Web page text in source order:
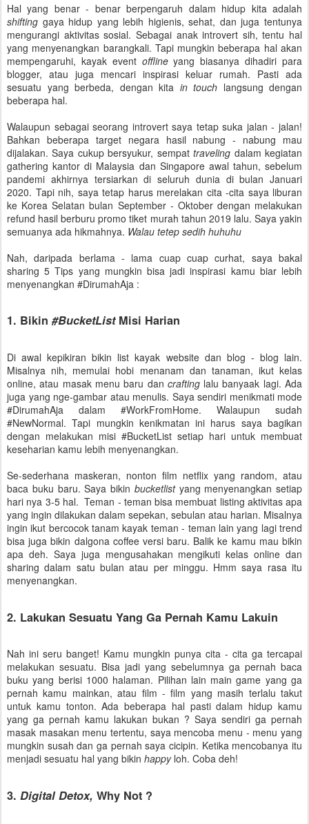
Hal yang benar - benar berpengaruh dalam hidup kita adalah
shifting gaya hidup yang lebih higienis, sehat, dan juga tentunya
mengurangi aktivitas sosial. Sebagai anak introvert sih, tentu hal
yang menyenangkan barangkali. Tapi mungkin beberapa hal akan
mempengaruhi, kayak event offlineyang biasanya dihadiri para
blogger, atau juga mencari inspirasi keluar rumah. Pasti ada
sesuatu yang berbeda, dengan kita in touch langsung dengan
beberapa hal.
Walaupun sebagai seorang introvert saya tetap suka jalan - jalan!
Bahkan beberapa target negara hasil nabung - nabung mau
dijalakan. Saya cukup bersyukur, sempattraveling dalam kegiatan
gathering kantor di Malaysia dan Singapore awal tahun, sebelum
pandemi akhirnya tersiarkan di seluruh dunia di bulan Januari
2020. Tapi nih, saya tetap harus merelakan cita -cita saya liburan
ke Korea Selatan bulan September - Oktober dengan melakukan
refund hasil berburu promo tiket murah tahun 2019 lalu. Saya yakin
semuanya ada hikmahnya. Walau tetep sedih huhuhu
Nah, daripada berlama - lama cuap cuap curhat, saya bakal
sharing 5 Tips yang mungkin bisa jadi inspirasi kamu biar lebih
menyenangkan #DirumahAja :
1. Bikin #BucketListMisi Harian
Di awal kepikiran bikin list kayak website dan blog - blog lain.
Misalnya nih, memulai hobi menanam dan tanaman, ikut kelas
online, atau masak menu baru dan craftinglalu banyaak lagi. Ada
juga yang nge-gambar atau menulis. Saya sendiri menikmati mode
#DirumahAja dalam #WorkFromHome. Walaupun sudah
#NewNormal. Tapi mungkin kenikmatan ini harus saya bagikan
dengan melakukan misi #BucketList setiap hari untuk membuat
keseharian kamu lebih menyenangkan.
Se-sederhana maskeran, nonton film netflix yang random, atau
baca buku baru. Saya bikin bucketlist yang menyenangkan setiap
hari nya 3-5 hal. Teman - teman bisa membuat listing aktivitas apa
yang ingin dilakukan dalam sepekan, sebulan atau harian. Misalnya
ingin ikut bercocok tanam kayak teman - teman lain yang lagi trend
bisa juga bikin dalgona coffee versi baru. Balik ke kamu mau bikin
apa deh. Saya juga mengusahakan mengikuti kelas online dan
sharing dalam satu bulan atau per minggu. Hmm saya rasa itu
menyenangkan.
2. Lakukan Sesuatu Yang Ga Pernah Kamu Lakuin
Nah ini seru banget! Kamu mungkin punya cita - cita ga tercapai
melakukan sesuatu. Bisa jadi yang sebelumnya ga pernah baca
buku yang berisi 1000 halaman. Pilihan lain main game yang ga
pernah kamu mainkan, atau film - film yang masih terlalu takut
untuk kamu tonton. Ada beberapa hal pasti dalam hidup kamu
yang ga pernah kamu lakukan bukan ? Saya sendiri ga pernah
masak masakan menu tertentu, saya mencoba menu - menu yang
mungkin susah dan ga pernah saya cicipin. Ketika mencobanya itu
menjadi sesuatu hal yang bikin happyloh. Coba deh!
3. Digital Detox, Why Not ?